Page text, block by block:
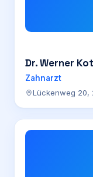
Dr. Werner
Zahnarzt
Lückenweg 20,